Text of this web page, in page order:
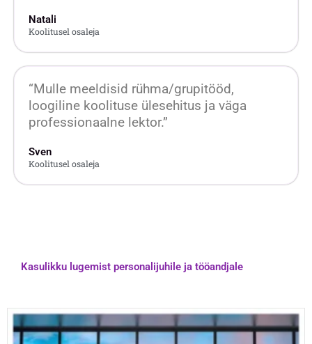
Natali
Koolitusel osaleja
“Mulle meeldisid rühma/grupitööd,
loogiline koolituse ülesehitus ja väga
professionaalne lektor.”
Sven
Koolitusel osaleja
Kasulikku lugemist personalijuhile ja tööandjale